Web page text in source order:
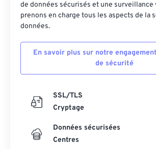
de données sécurisés et une surveillance
prenons en charge tous les aspects de la
données.
En savoir plus sur notre
de sécurité
SSL/TLS
Cryptage
Données sécurisées
Centres